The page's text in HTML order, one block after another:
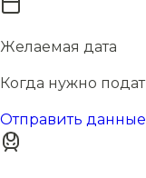
Желаемая дата
Когда нужно
Отправить